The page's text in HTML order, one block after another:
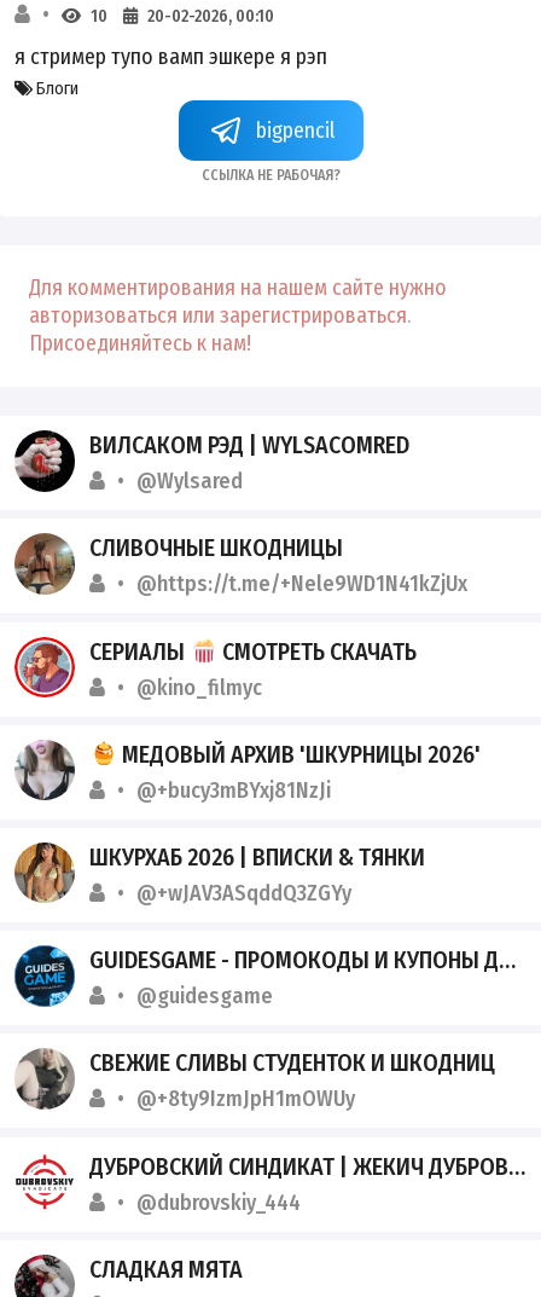
10 20-02-2026, 00:10
я стример тупо вамп эшкере я рэп
Блоги
bigpencil
Ссылка не рабочая?
Для комментирования на нашем сайте нужно
авторизоваться или зарегистрироваться.
Присоединяйтесь к нам!
ВИЛСАКОМ РЭД | WYLSACOMRED
@Wylsared
СЛИВОЧНЫЕ ШКОДНИЦЫ
@https://t.me/+Nele9WD1N41kZjUx
СЕРИАЛЫ СМОТРЕТЬ СКАЧАТЬ
@kino_filmyc
МЕДОВЫЙ АРХИВ 'ШКУРНИЦЫ 2026'
@+bucy3mBYxj81NzJi
ШКУРХАБ 2026 | ВПИСКИ & ТЯНКИ
@+wJAV3ASqddQ3ZGYy
GUIDESGAME - ПРОМОКОДЫ И КУПОНЫ ДЛЯ ИГР
@guidesgame
СВЕЖИЕ СЛИВЫ СТУДЕНТОК И ШКОДНИЦ
@+8ty9IzmJpH1mOWUy
ДУБРОВСКИЙ СИНДИКАТ | ЖЕКИЧ ДУБРОВСКИЙ
@dubrovskiy_444
СЛАДКАЯ МЯТА